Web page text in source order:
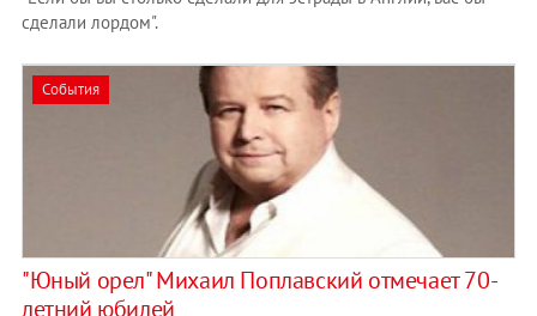
сделали лордом".
События
"Юный орел" Михаил Поплавский отмечает 70-
летний юбилей